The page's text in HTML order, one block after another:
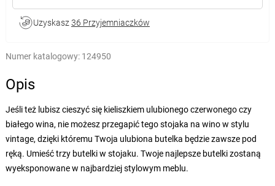
Uzyskasz 36 Przyjemniaczków
Numer katalogowy: 124950
Opis
Jeśli też lubisz cieszyć się kieliszkiem ulubionego czerwonego czy
białego wina, nie możesz przegapić tego stojaka na wino w stylu
vintage, dzięki któremu Twoja ulubiona butelka będzie zawsze pod
ręką. Umieść trzy butelki w stojaku. Twoje najlepsze butelki zostaną
wyeksponowane w najbardziej stylowym meblu.